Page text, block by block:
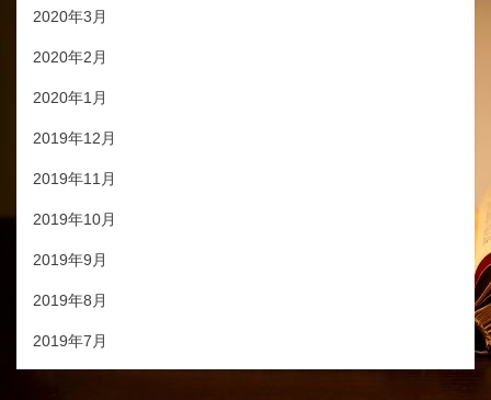
2020年3月
2020年2月
2020年1月
2019年12月
2019年11月
2019年10月
2019年9月
2019年8月
2019年7月